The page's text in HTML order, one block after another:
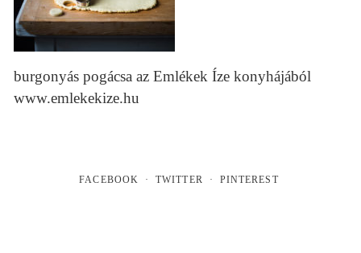
burgonyás pogácsa az Emlékek Íze konyhájából
www.emlekekize.hu
FACEBOOK TWITTER PINTEREST